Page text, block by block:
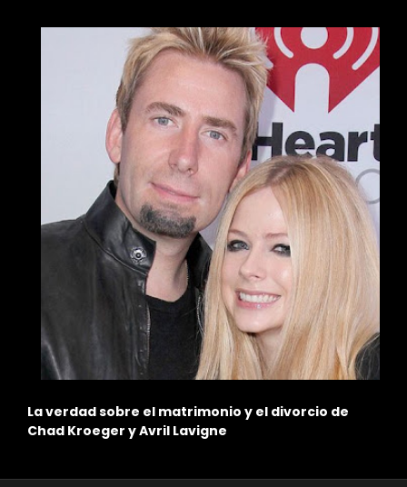
La verdad sobre el matrimonio y el divorcio de
Chad Kroeger y Avril Lavigne